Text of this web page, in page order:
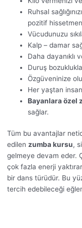
Ruhsal
pozitif
Vücudunuzu
Kalp – damar
Daha dayanıklı
Duruş
Özgüveninize
Her yaştan
Bayanlara özel
sağlar.
Tüm bu avantajlar
edilen zumba kursu,
gelmeye devam eder.
çok fazla enerji
bir dans türüdür. Bu
tercih edebileceği